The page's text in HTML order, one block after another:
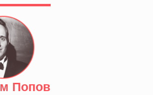
Попов